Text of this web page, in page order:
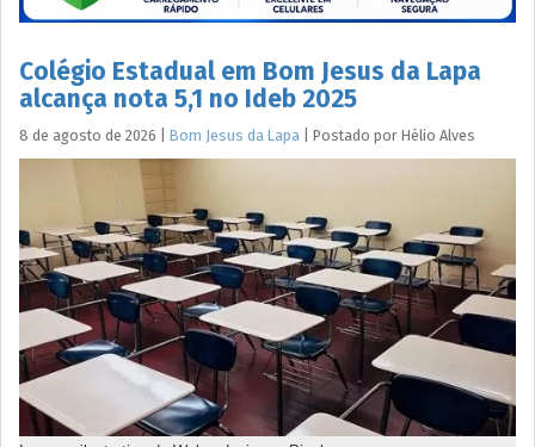
Colégio Estadual em Bom Jesus da Lapa
alcança nota 5,1 no Ideb 2025
8 de agosto de 2026 Bom Jesus da Lapa Postado por Hélio Alves